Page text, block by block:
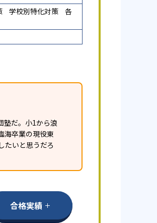
学校別特化対策
各
塾だ。小1から浪
海卒業の現役東
たいと思うだろ
合格実績